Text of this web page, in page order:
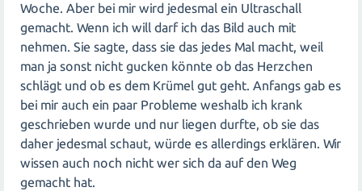
Woche. Aber bei mir wird jedesmal ein Ultraschall
gemacht. Wenn ich will darf ich das Bild auch mit
nehmen. Sie sagte, dass sie das jedes Mal macht, weil
man ja sonst nicht gucken könnte ob das Herzchen
schlägt und ob es dem Krümel gut geht. Anfangs gab es
bei mir auch ein paar Probleme weshalb ich krank
geschrieben wurde und nur liegen durfte, ob sie das
daher jedesmal schaut, würde es allerdings erklären. Wir
wissen auch noch nicht wer sich da auf den Weg
gemacht hat.